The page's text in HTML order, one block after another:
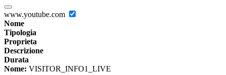
www.youtube.com
Nome
Tipologia
Proprieta
Descrizione
Durata
Nome: VISITOR_INFO1_LIVE